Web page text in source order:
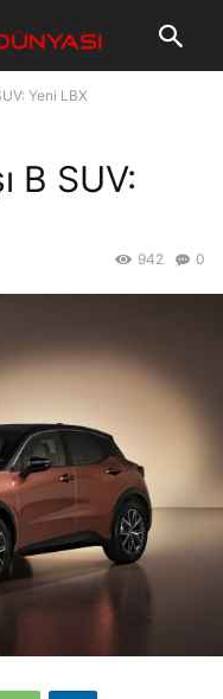
Yeni LBX
B SUV:
0
942